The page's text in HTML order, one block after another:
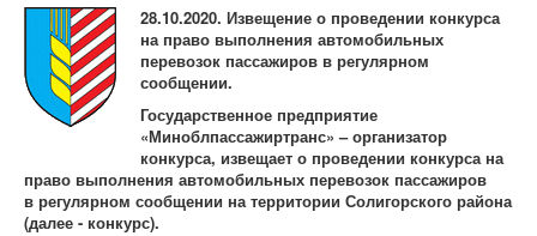
Портал перевозчиков
Контрольно-ревизорская служба
Карта сайта
28.10.2020. Извещение о проведении конкурса
на право выполнения автомобильных
перевозок пассажиров в регулярном
сообщении.
Государственное предприятие
«Миноблпассажиртранс» – организатор
конкурса, извещает о проведении конкурса на
право выполнения автомобильных перевозок пассажиров
в регулярном сообщении на территории Солигорского района
(далее - конкурс).